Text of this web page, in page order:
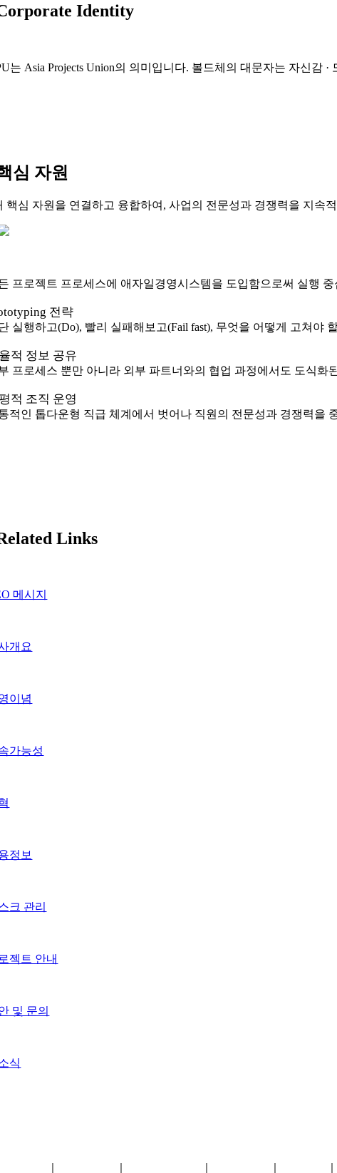
Identity
는 Asia Projects Union의 의미입니다. 볼드체의 대문자는 자신감
심 자원
핵심 자원을 연결하고 융합하여, 사업의 전문성과 경쟁력을 지속
프로젝트 프로세스에 애자일경영시스템을 도입함으로써 실행
전략
실행하고(Do), 빨리 실패해보고(Fail fast), 무엇을 어떻게 고쳐야
적 정보 공유
프로세스 뿐만 아니라 외부 파트너와의 협업 과정에서도 도식
적 조직 운영
적인 톱다운형 직급 체계에서 벗어나 직원의 전문성과 경쟁력을
Links
메시지
개요
이념
가능성
정보
크 관리
젝트 안내
및 문의
식